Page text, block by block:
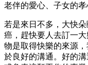
老伴的愛心、子女的
若是來日不多，大快
癌，趕快要人去訂一
物是取得快樂的來源
於良好的溝通。好的